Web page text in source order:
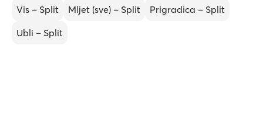
Vis – Split
Mljet (sve) – Split
Prigradica – Split
Ubli – Split